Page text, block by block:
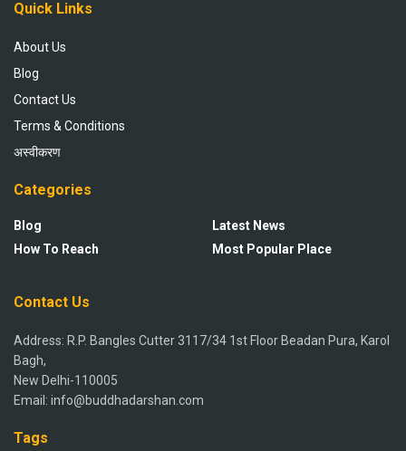
Quick Links
About Us
Blog
Contact Us
Terms & Conditions
अस्वीकरण
Categories
Blog
How To Reach
Latest News
Most Popular Place
Contact Us
Address: R.P. Bangles Cutter 3117/34 1st Floor Beadan Pura, Karol
Bagh,
New Delhi-110005
Email: info@buddhadarshan.com
Tags